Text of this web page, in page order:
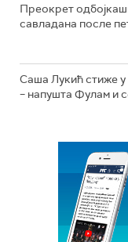
Преокрет
савладана после
Саша Лукић стиже у
– напушта Фулам и